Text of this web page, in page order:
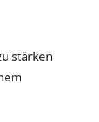
stärken